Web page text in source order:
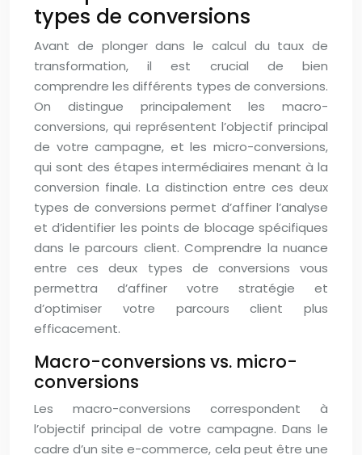
types de conversions
Avant de plonger dans le calcul du taux de
transformation, il est crucial de bien
comprendre les différents types de conversions.
On distingue principalement les macro-
conversions, qui représentent l’objectif principal
de votre campagne, et les micro-conversions,
qui sont des étapes intermédiaires menant à la
conversion finale. La distinction entre ces deux
types de conversions permet d’affiner l’analyse
et d’identifier les points de blocage spécifiques
dans le parcours client. Comprendre la nuance
entre ces deux types de conversions vous
permettra d’affiner votre stratégie et
d’optimiser votre parcours client plus
efficacement.
Macro-conversions vs. micro-
conversions
Les macro-conversions correspondent à
l’objectif principal de votre campagne. Dans le
cadre d’un site e-commerce, cela peut être une